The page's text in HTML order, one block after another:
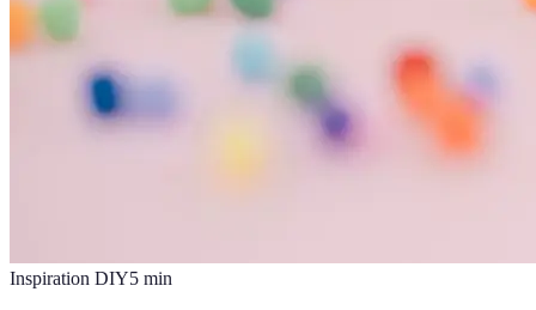
Inspiration DIY5 min